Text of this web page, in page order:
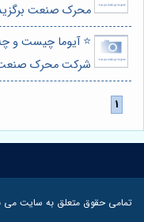
محرک صنعت
⭐️ آیوما چیست و
شرکت محرک صنعت
تمامی حقوق متعلق به سایت می